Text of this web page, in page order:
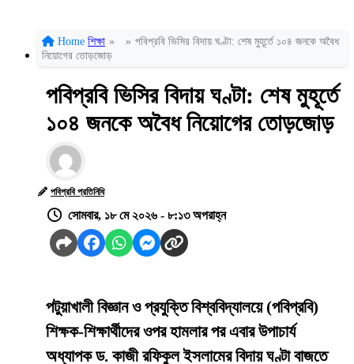
Home শিক্ষা » » পবিপ্রবি ভিসির বিদায় ঘণ্টা: শেষ মুহূর্তে ১০৪ জনকে অবৈধ
নিয়োগের তোড়জোড়
পবিপ্রবি ভিসির বিদায় ঘণ্টা: শেষ মুহূর্তে
১০৪ জনকে অবৈধ নিয়োগের তোড়জোড়
পবিপ্রবি প্রতিনিধি
সোমবার, ১৮ মে ২০২৬ - ৮:১৩ অপরাহ্ন
পটুয়াখালী বিজ্ঞান ও প্রযুক্তি বিশ্ববিদ্যালয়ে (পবিপ্রবি)
শিক্ষক-শিক্ষার্থীদের ওপর হামলার পর এবার উপাচার্য
অধ্যাপক ড. কাজী রফিকুল ইসলামের বিদায় ঘণ্টা বাজতে